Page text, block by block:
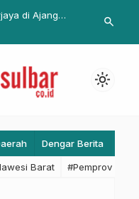
di Ajang
Setiawan
search
light_mode
Dengar Berita
Barat #Pemprov